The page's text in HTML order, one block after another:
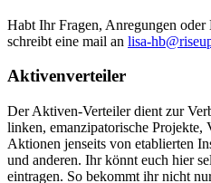
Habt Ihr Fragen, Anregungen
schreibt eine mail an lisa-
Aktivenverteiler
Der Aktiven-Verteiler dient zur
linken, emanzipatorische Projekte,
Aktionen jenseits von etablierten
und anderen. Ihr könnt euch hier
eintragen. So bekommt ihr nicht